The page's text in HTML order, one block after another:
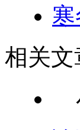
相关文